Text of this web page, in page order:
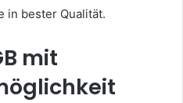
in bester Qualität.
mit